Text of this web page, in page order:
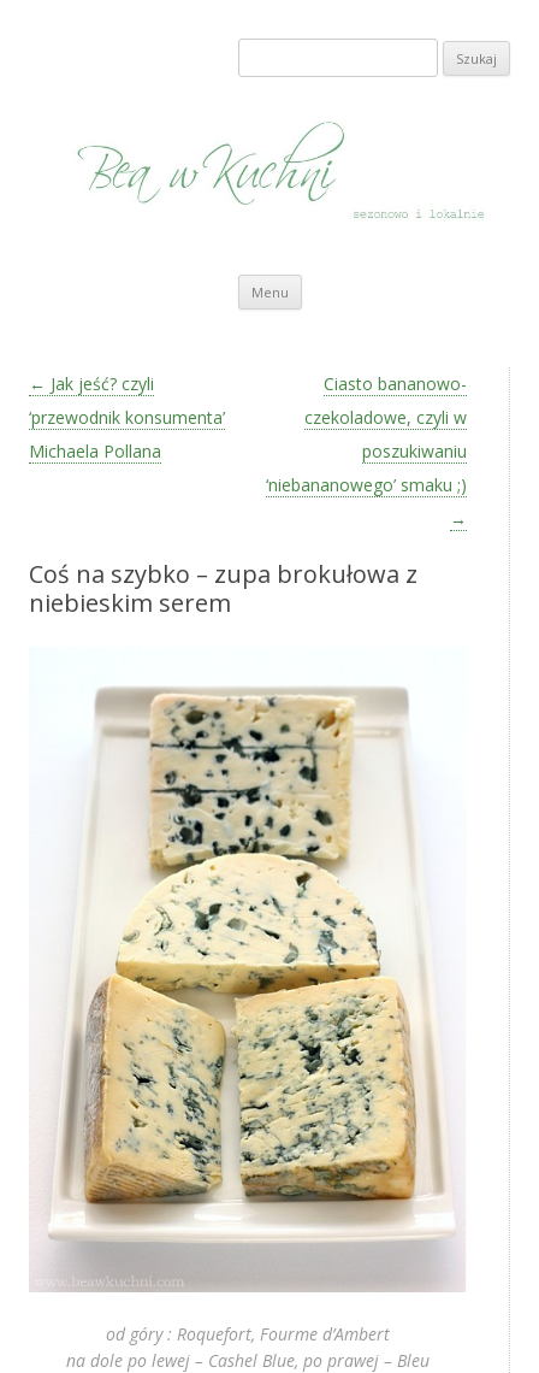
Szukaj:
Menu Przeskocz do treści
Zobacz wpisy
← Jak jeść? czyli
‘przewodnik konsumenta’
Michaela Pollana
Ciasto bananowo-
czekoladowe, czyli w
poszukiwaniu
‘niebananowego’ smaku ;)
→
Coś na szybko – zupa brokułowa z
niebieskim serem
od góry : Roquefort, Fourme d’Ambert
na dole po lewej – Cashel Blue, po prawej – Bleu